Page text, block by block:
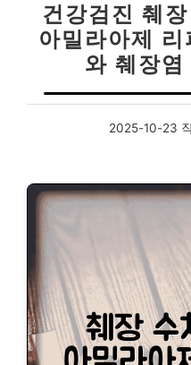
건강검진 췌
아밀라아제 리
와 췌장염
2025-10-23